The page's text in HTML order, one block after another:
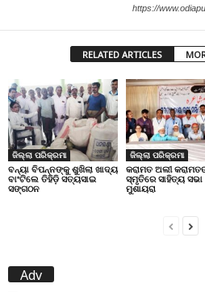
https://
RELATED ARTICLES
ଜିଲ୍ଲା ପରିକ୍ରମା
ବନ୍ୟା ବିପନ୍ନଙ୍କୁ ଶୁଖିଲା ଖାଦ୍ୟ
ବାଂଟିଲେ ତିହିଡି଼ ସତ୍ୟସାଇ
ସଙ୍ଗଠନ
ଜିଲ୍ଲା ପରିକ୍ରମା
କରାମତ ଅଲୀ
ସ୍ମୃତିରେ ସାହିତ୍ୟ ସଭା
ମୁଶାୟରା
Adv